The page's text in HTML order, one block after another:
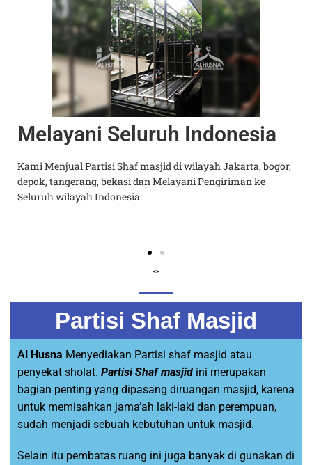
Melayani Seluruh Indonesia
Kami Menjual Partisi Shaf masjid di wilayah Jakarta, bogor,
depok, tangerang, bekasi dan Melayani Pengiriman ke
Seluruh wilayah Indonesia.
<>
Partisi Shaf Masjid
Al Husna Menyediakan Partisi shaf masjid atau
penyekat sholat. Partisi Shaf masjid ini merupakan
bagian penting yang dipasang diruangan masjid, karena
untuk memisahkan jama’ah laki-laki dan perempuan,
sudah menjadi sebuah kebutuhan untuk masjid.
Selain itu pembatas ruang ini juga banyak di gunakan di